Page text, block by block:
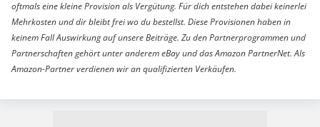
oftmals eine kleine Provision als Vergütung. Für dich entstehen dabei keinerlei
Mehrkosten und dir bleibt frei wo du bestellst. Diese Provisionen haben in
keinem Fall Auswirkung auf unsere Beiträge. Zu den Partnerprogrammen und
Partnerschaften gehört unter anderem eBay und das Amazon PartnerNet. Als
Amazon-Partner verdienen wir an qualifizierten Verkäufen.